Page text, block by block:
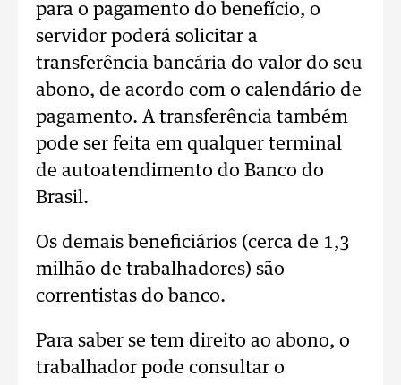
para o pagamento do benefício, o
servidor poderá solicitar a
transferência bancária do valor do seu
abono, de acordo com o calendário de
pagamento. A transferência também
pode ser feita em qualquer terminal
de autoatendimento do Banco do
Brasil.
Os demais beneficiários (cerca de 1,3
milhão de trabalhadores) são
correntistas do banco.
Para saber se tem direito ao abono, o
trabalhador pode consultar o